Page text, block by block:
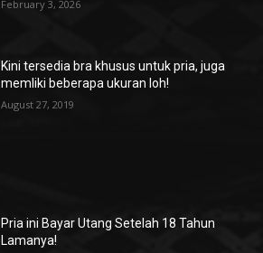
February 3, 2026
Kini tersedia bra khusus untuk pria, juga
memliki beberapa ukuran loh!
August 27, 2019
Pria ini Bayar Utang Setelah 18 Tahun
Lamanya!